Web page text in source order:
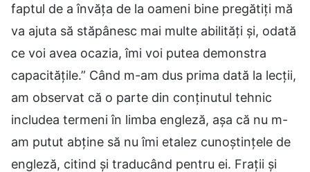
faptul de a învăța de la oameni bine pregătiți mă
va ajuta să stăpânesc mai multe abilități și, odată
ce voi avea ocazia, îmi voi putea demonstra
capacitățile.” Când m-am dus prima dată la lecții,
am observat că o parte din conținutul tehnic
includea termeni în limba engleză, așa că nu m-
am putut abține să nu îmi etalez cunoștințele de
engleză, citind și traducând pentru ei. Frații și